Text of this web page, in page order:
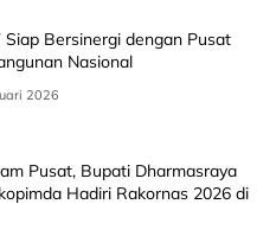
Siap Bersinergi dengan Pusat
Nasional
2026
Pusat, Bupati Dharmasraya
Hadiri Rakornas 2026 di